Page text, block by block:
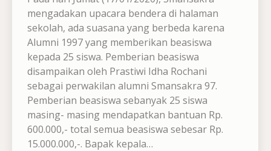
mengadakan upacara bendera di halaman
sekolah, ada suasana yang berbeda karena
Alumni 1997 yang memberikan beasiswa
kepada 25 siswa. Pemberian beasiswa
disampaikan oleh Prastiwi Idha Rochani
sebagai perwakilan alumni Smansakra 97.
Pemberian beasiswa sebanyak 25 siswa
masing- masing mendapatkan bantuan Rp.
600.000,- total semua beasiswa sebesar Rp.
15.000.000,-. Bapak kepala…